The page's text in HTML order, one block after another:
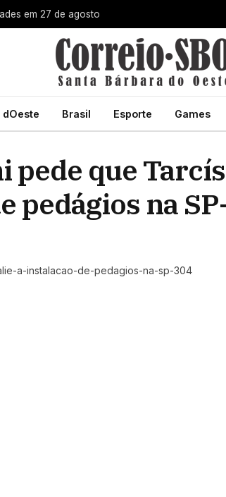
em 27 de agosto
Brasil Esporte Games
pede que
pedágios na